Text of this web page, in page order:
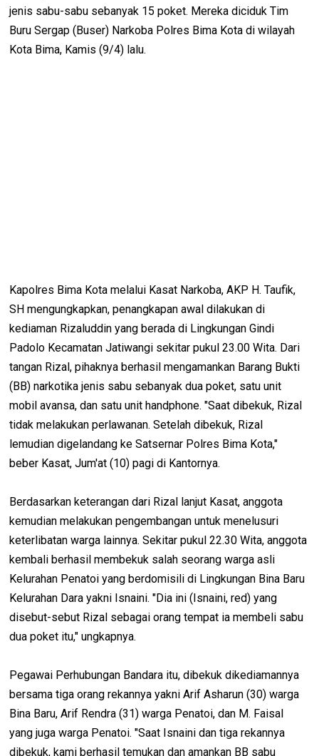
jenis sabu-sabu sebanyak 15 poket. Mereka diciduk Tim
Buru Sergap (Buser) Narkoba Polres Bima Kota di wilayah
Kota Bima, Kamis (9/4) lalu.
Kapolres Bima Kota melalui Kasat Narkoba, AKP H. Taufik,
SH mengungkapkan, penangkapan awal dilakukan di
kediaman Rizaluddin yang berada di Lingkungan Gindi
Padolo Kecamatan Jatiwangi sekitar pukul 23.00 Wita. Dari
tangan Rizal, pihaknya berhasil mengamankan Barang Bukti
(BB) narkotika jenis sabu sebanyak dua poket, satu unit
mobil avansa, dan satu unit handphone. "Saat dibekuk, Rizal
tidak melakukan perlawanan. Setelah dibekuk, Rizal
lemudian digelandang ke Satsernar Polres Bima Kota,"
beber Kasat, Jum'at (10) pagi di Kantornya.
Berdasarkan keterangan dari Rizal lanjut Kasat, anggota
kemudian melakukan pengembangan untuk menelusuri
keterlibatan warga lainnya. Sekitar pukul 22.30 Wita, anggota
kembali berhasil membekuk salah seorang warga asli
Kelurahan Penatoi yang berdomisili di Lingkungan Bina Baru
Kelurahan Dara yakni Isnaini. "Dia ini (Isnaini, red) yang
disebut-sebut Rizal sebagai orang tempat ia membeli sabu
dua poket itu," ungkapnya.
Pegawai Perhubungan Bandara itu, dibekuk dikediamannya
bersama tiga orang rekannya yakni Arif Asharun (30) warga
Bina Baru, Arif Rendra (31) warga Penatoi, dan M. Faisal
yang juga warga Penatoi. "Saat Isnaini dan tiga rekannya
dibekuk, kami berhasil temukan dan amankan BB sabu